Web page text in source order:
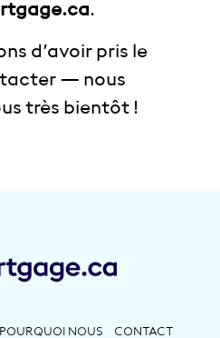
.
d’avoir pris le
— nous
très bientôt !
POURQUOI NOUS CONTACT